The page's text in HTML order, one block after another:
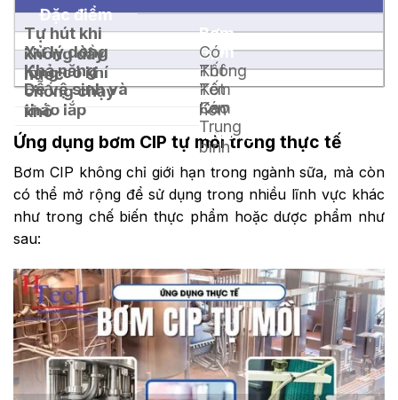
Đặc điểm
Bơm
CIP
tự
mồi
Bơm
ly
tâm
thông
thường
Tự hút khi
không đầy
nước
Có
Không
Xử lý dòng
lỏng có khí
Tốt
Kém
Khả năng
chống chạy
khô
Tốt
hơn
Kém
Dễ vệ sinh và
tháo lắp
Cao
Trung
bình
Ứng dụng bơm CIP tự mồi trong thực tế
Bơm CIP không chỉ giới hạn trong ngành sữa, mà còn
có thể mở rộng để sử dụng trong nhiều lĩnh vực khác
như trong chế biến thực phẩm hoặc dược phẩm như
sau: